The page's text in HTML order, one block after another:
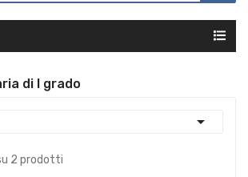
di I grado

2 prodotti